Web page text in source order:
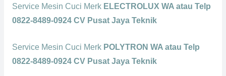
Service Mesin Cuci Merk ELECTROLUX WA atau Telp
0822-8489-0924 CV Pusat Jaya Teknik
Service Mesin Cuci Merk POLYTRON WA atau Telp
0822-8489-0924 CV Pusat Jaya Teknik